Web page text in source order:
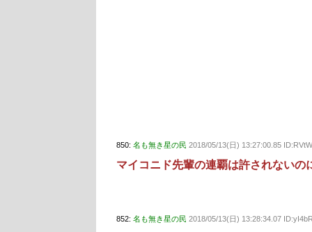
850: 名も無き星の民 2018/05/13(日) 13:27:00.85
マイコニド先輩の連覇は許されない
852: 名も無き星の民 2018/05/13(日) 13:28:34.07